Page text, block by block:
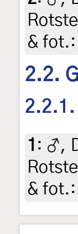
&
2.2.
2.2.1.
1 : ♂,
&